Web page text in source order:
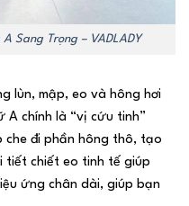
Sang Trọng – VADLADY
lùn, mập, eo và hông hơi
chính là “vị cứu tinh”
che đi phần hông thô, tạo
tiết chiết eo tinh tế giúp
ứng chân dài, giúp bạn